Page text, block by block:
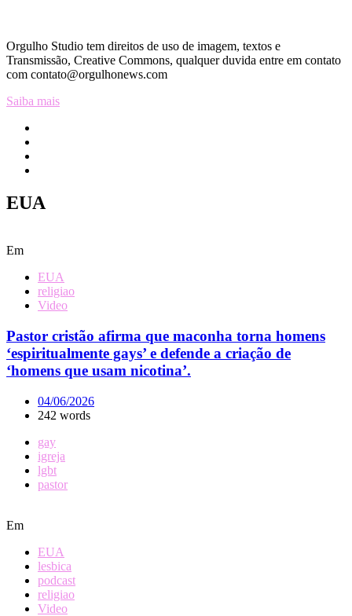
Orgulho Studio tem direitos de uso de imagem, textos e
Transmissão, Creative Commons, qualquer duvida entre em contato
com contato@orgulhonews.com
Saiba mais
EUA
Em
EUA
religiao
Video
Pastor cristão afirma que maconha torna homens
‘espiritualmente gays’ e defende a criação de
‘homens que usam nicotina’.
04/06/2026
242 words
gay
igreja
lgbt
pastor
Em
EUA
lesbica
podcast
religiao
Video